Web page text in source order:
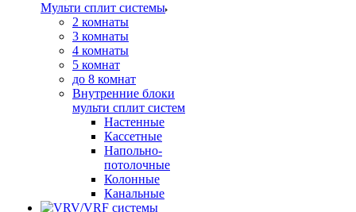
Мульти сплит системы
2 комнаты
3 комнаты
4 комнаты
5 комнат
до 8 комнат
Внутренние блоки
мульти сплит систем
Настенные
Кассетные
Напольно-
потолочные
Колонные
Канальные